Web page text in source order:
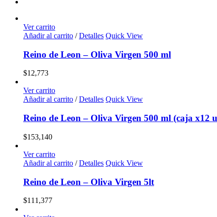
Ver carrito
Añadir al carrito / Detalles Quick View
Reino de Leon – Oliva Virgen 500 ml
$12,773
Ver carrito
Añadir al carrito / Detalles Quick View
Reino de Leon – Oliva Virgen 500 ml (caja x12
$153,140
Ver carrito
Añadir al carrito / Detalles Quick View
Reino de Leon – Oliva Virgen 5lt
$111,377